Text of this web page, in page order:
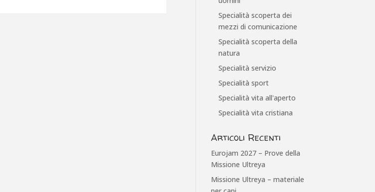
Specialità scoperta dei
mezzi di comunicazione
Specialità scoperta della
natura
Specialità servizio
Specialità sport
Specialità vita all'aperto
Specialità vita cristiana
Articoli Recenti
Eurojam 2027 – Prove della
Missione Ultreya
Missione Ultreya – materiale